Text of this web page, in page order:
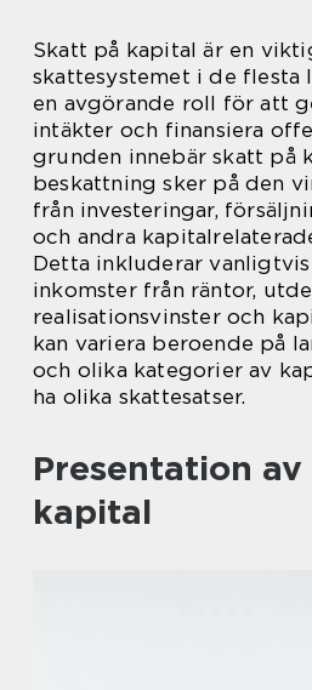
Skatt på kapital är en
skattesystemet i de flesta
en avgörande roll för att
intäkter och finansiera
grunden innebär skatt på
beskattning sker på den
från investeringar,
och andra
Detta inkluderar
inkomster från räntor,
realisationsvinster och
kan variera beroende på
och olika kategorier av
ha olika skattesatser.
Presentation
kapital